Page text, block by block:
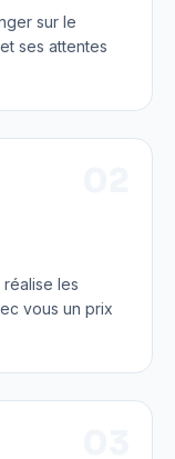
sur le
ses attentes
les
vous un prix